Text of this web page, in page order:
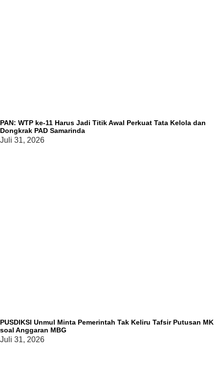
PAN: WTP ke-11 Harus Jadi Titik Awal Perkuat Tata Kelola dan
Dongkrak PAD Samarinda
Juli 31, 2026
PUSDIKSI Unmul Minta Pemerintah Tak Keliru Tafsir Putusan MK
soal Anggaran MBG
Juli 31, 2026